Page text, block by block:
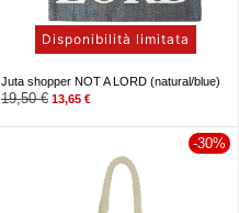
Disponibilità limitata
Juta shopper NOT A LORD (natural/blue)
19,50€ 13,65 €
-30%